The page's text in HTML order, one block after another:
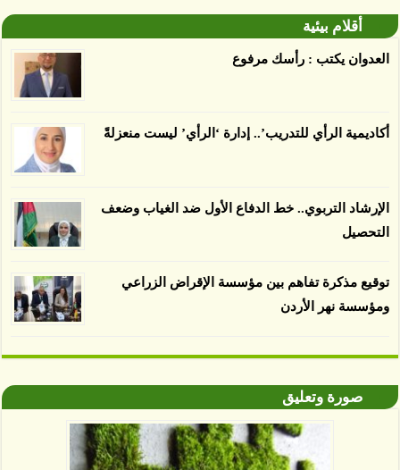
الغطاء عن أي ادعاءات تقول بأن الزيت يمكن ألا
يسبب الدمار. وكشفت الدراسة فقدان المناطق
المعتمدة المستدامة التي تحمل موافقات بأنها
لباحثين من جامعة بوردو في ولاية إنديانا الأميركية.
أقلام بيئية
العدوان يكتب : رأسك مرفوع
أكاديمية الرأي للتدريب’.. إدارة ‘الرأي’ ليست منعزلةً
الإرشاد التربوي.. خط الدفاع الأول ضد الغياب وضعف
التحصيل
توقيع مذكرة تفاهم بين مؤسسة الإقراض الزراعي
ومؤسسة نهر الأردن
صورة وتعليق